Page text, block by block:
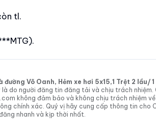
tl.
đường Võ Oanh, Hẻm xe hơi 5x15,1 Trệt 2
do người đăng tin đăng tải và chịu trách
không đảm bảo và không chịu trách nhiệm
chính xác. Quý vị hãy cung cấp thông tin cho
nhanh và kịp thời nhất.